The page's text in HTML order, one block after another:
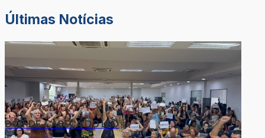
Últimas Notícias
DOR-DE-CABEÇA DO LÉO